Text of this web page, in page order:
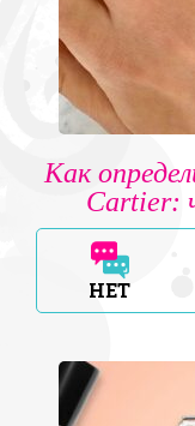
Как
Cartier:
НЕТ